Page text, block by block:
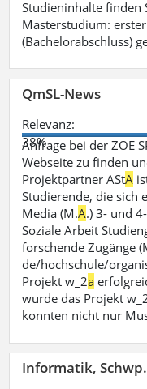
Studieninhalte finden
Masterstudium:
(Bachelorabschluss)
QmSL-News
Relevanz:
38%
Anfrage bei der ZOE
Webseite zu finden
Projektpartner AStA
Studierende, die sich
Media (M.A.) 3- und
Soziale Arbeit
forschende Zugänge
de/hochschule/
Projekt w_2a
wurde das Projekt
konnten nicht nur
Informatik,